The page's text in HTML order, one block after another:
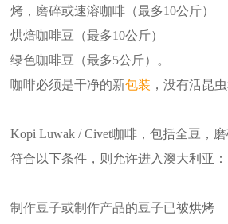
烤，磨碎或速溶咖啡（最多10公斤）
烘焙咖啡豆（最多10公斤）
绿色咖啡豆（最多5公斤）。
咖啡必须是干净的新包装 ，没有活昆
Kopi Luwak / Civet咖啡，包括全豆，
符合以下条件，则允许进入澳大利亚：
制作豆子或制作产品的豆子已被烘烤